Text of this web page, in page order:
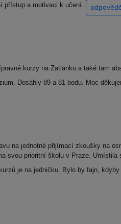
přístup a motivaci k učení.
kurzy na Zatlanku a také tam
Dosáhly 89 a 81 bodu. Moc
na jednotné přijímací zkoušky na
svou prioritní školu v Praze.
je na jedničku. Bylo by fajn,